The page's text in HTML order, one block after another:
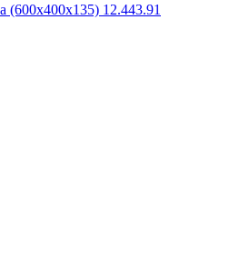
(600х400х135) 12.443.91